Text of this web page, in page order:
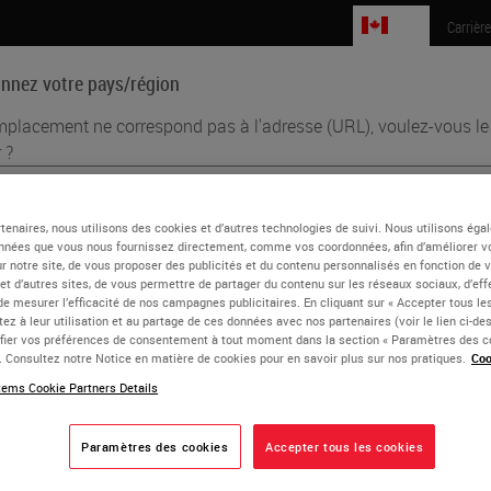
votre pays/région
ne correspond pas à l'adresse (URL), voulez-vous le
?
pays/région peut avoir son propre ensemble d'exigences
pratiques médicales. Les informations trouvées sur chaque version de
site Web sont spécifiques et applicables uniquement à ce pays/région.
(mais n'est pas limité à) tous les détails/disponibilité des produits, la
les prix et les promotions.
OUI Non
biomédicales Formation Assistance
Medical Officer
is Chief Medical Officer at RareCyte. He trained in
at the National Cancer Institute. His pharmaceutical
encompassed discovery research through full clinical
He has directed clinical genomics programs at Gene Logic,
for Companion Diagnostics at Ventana Medical
and medical applications of its rare cell detection
nous utilisons des cookies et d’autres technologies de suivi. Nous utilisons
que vous nous fournissez directement, comme vos coordonnées, afin d’améliorer
notre site, de vous proposer des publicités et du contenu personnalisés en fonction de
d’autres sites, de vous permettre de partager du contenu sur les réseaux sociaux,
mesurer l’efficacité de nos campagnes publicitaires. En cliquant sur « Accepter tous
à leur utilisation et au partage de ces données avec nos partenaires (voir le lien ci-
vos préférences de consentement à tout moment dans la section « Paramètres des
Consultez notre Notice en matière de cookies pour en savoir plus sur nos pratiques.
Cookie Partners Details
Paramètres des cookies Accepter tous les cookies